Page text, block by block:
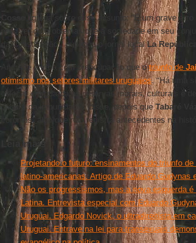
agrega sobre esse assunto: “É um grave
resolver os problemas que a sociedade em seu
da Constituição”, publicou o jornal localLa República
Andrade afirma com preocupação que otriunfo de
otimismo nos setores militares uruguaios. “Há uma
colocar em guarda as reservas morais, culturais e
cultura da impunidade”, disse, depois queTabaré
coronéis, algo que não registra antecedentes na
Leia mais
Projetando o futuro: ensinamentos do triunfo
latino-americanas. Artigo de Eduardo Gudynas
Não os progressismos, mas a nova esquerda
Latina. Entrevista especial com Eduardo
Uruguai. Edgardo Novick, o ultradireitista em
Uruguai. Entrave na lei para transexuais